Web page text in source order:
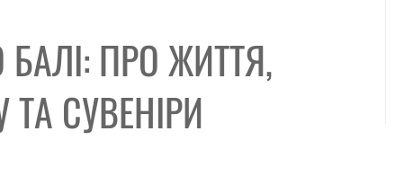
ПРО ЖИТТЯ,
СУВЕНІРИ